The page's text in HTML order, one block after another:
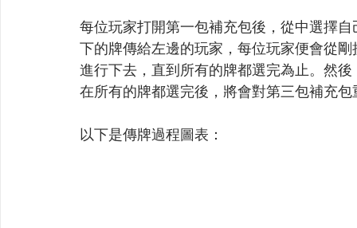
每位玩家打開第一包補充包後，從中選擇
下的牌傳給左邊的玩家，每位玩家便會從
進行下去，直到所有的牌都選完為止。然
在所有的牌都選完後，將會對第三包補充
以下是傳牌過程圖表：